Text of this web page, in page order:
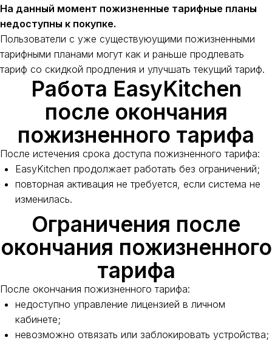
На данный момент пожизненные тарифные планы
недоступны к покупке.
Пользователи с уже существуюущими пожизненными
тарифными планами могут как и раньше продлевать
тариф со скидкой продления и улучшать текущий тариф.
Работа EasyKitchen
после окончания
пожизненного тарифа
После истечения срока доступа пожизненного тарифа:
EasyKitchen продолжает работать без ограничений;
повторная активация не требуется, если система не
изменилась.
Ограничения после
окончания пожизненного
тарифа
После окончания пожизненного тарифа:
недоступно управление лицензией в личном
кабинете;
невозможно отвязать или заблокировать устройства;